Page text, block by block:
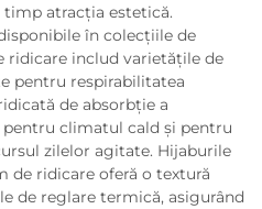
timp atracția estetică.
în colecțiile de
ridicare includ varietățile de
pentru respirabilitatea
de absorbție a
climatul cald și pentru
zilelor agitate. Hijaburile
de ridicare oferă o textură
de reglare termică, asigurând